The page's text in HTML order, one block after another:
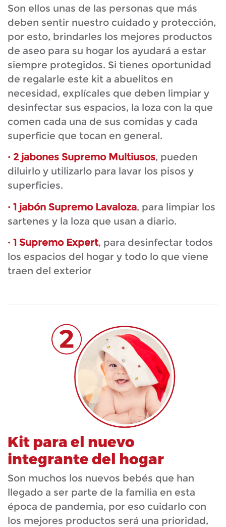
Son ellos unas de las personas que más
deben sentir nuestro cuidado y protección,
por esto, brindarles los mejores productos
de aseo para su hogar los ayudará a estar
siempre protegidos. Si tienes oportunidad
de regalarle este kit a abuelitos en
necesidad, explícales que deben limpiar y
desinfectar sus espacios, la loza con la que
comen cada una de sus comidas y cada
superficie que tocan en general.
· 2 jabones Supremo Multiusos, pueden
diluirlo y utilizarlo para lavar los pisos y
superficies.
· 1 jabón Supremo Lavaloza, para limpiar los
sartenes y la loza que usan a diario.
· 1 Supremo Expert, para desinfectar todos
los espacios del hogar y todo lo que viene
traen del exterior
Kit para el nuevo
integrante del hogar
Son muchos los nuevos bebés que han
llegado a ser parte de la familia en esta
época de pandemia, por eso cuidarlo con
los mejores productos será una prioridad,